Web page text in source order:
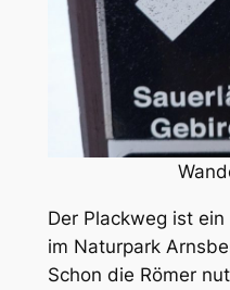
Der Plackweg ist
im Naturpark
Schon die Römer